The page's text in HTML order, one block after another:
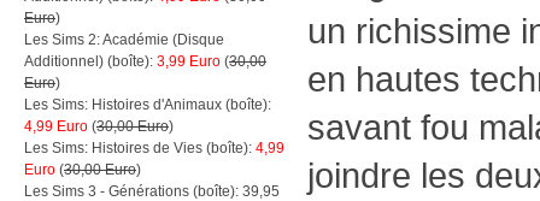
Euro)
Les Sims 2: Académie (Disque
Additionnel) (boîte): 3,99 Euro (30,00
Euro)
Les Sims: Histoires d'Animaux (boîte):
4,99 Euro (30,00 Euro)
Les Sims: Histoires de Vies (boîte): 4,99
Euro (30,00 Euro)
Les Sims 3 - Générations (boîte): 39,95
un richissime
en hautes
savant fou
joindre les